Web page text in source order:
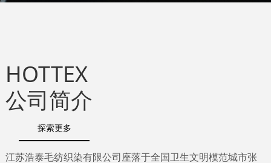
HOTTEX
公司简介
江苏浩泰毛纺织染有限公司座落于全国卫生文明模范城市张
探索更多